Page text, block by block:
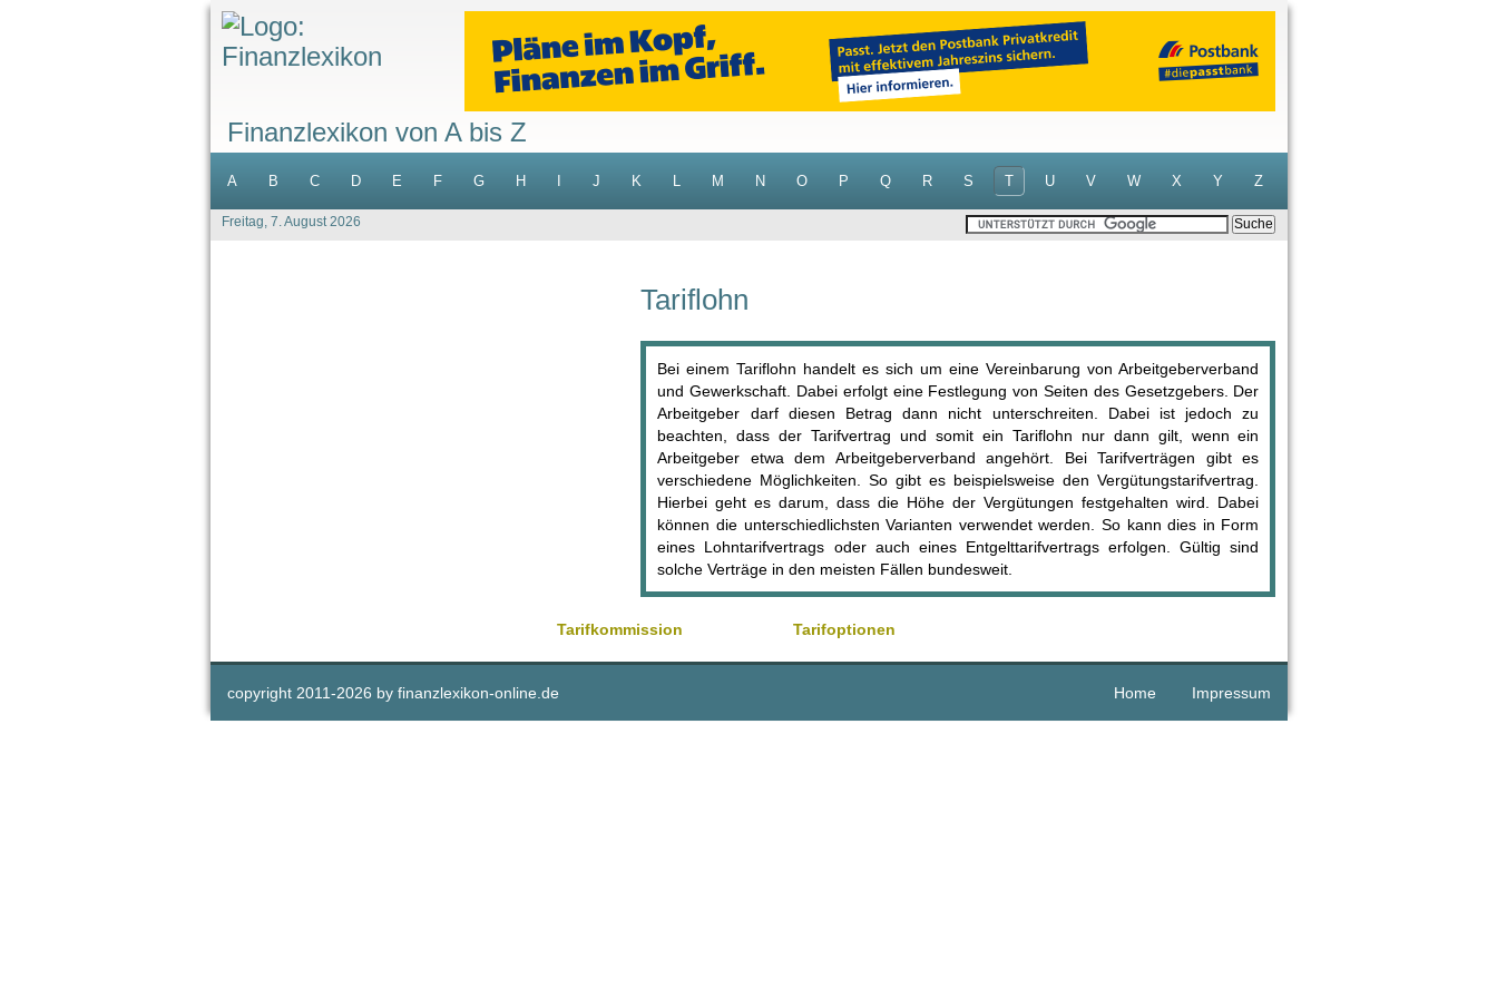
Finanzlexikon von A bis Z
A B C D E F G H J K L M N O P Q R S T U V W X Y Z
Freitag, 7. August 2026
Tariflohn
Bei einem Tariflohn handelt es sich um eine Vereinbarung von Arbeitgeberverband
und Gewerkschaft. Dabei erfolgt eine Festlegung von Seiten des Gesetzgebers. Der
Arbeitgeber darf diesen Betrag dann nicht unterschreiten. Dabei ist jedoch zu
beachten, dass der Tarifvertrag und somit ein Tariflohn nur dann gilt, wenn ein
Arbeitgeber etwa dem Arbeitgeberverband angehört. Bei Tarifverträgen gibt es
verschiedene Möglichkeiten. So gibt es beispielsweise den Vergütungstarifvertrag.
Hierbei geht es darum, dass die Höhe der Vergütungen festgehalten wird. Dabei
können die unterschiedlichsten Varianten verwendet werden. So kann dies in Form
eines Lohntarifvertrags oder auch eines Entgelttarifvertrags erfolgen. Gültig sind
solche Verträge in den meisten Fällen bundesweit.
Tarifkommission Tarifoptionen
copyright 2011-2026 by finanzlexikon-online.de Home Impressum